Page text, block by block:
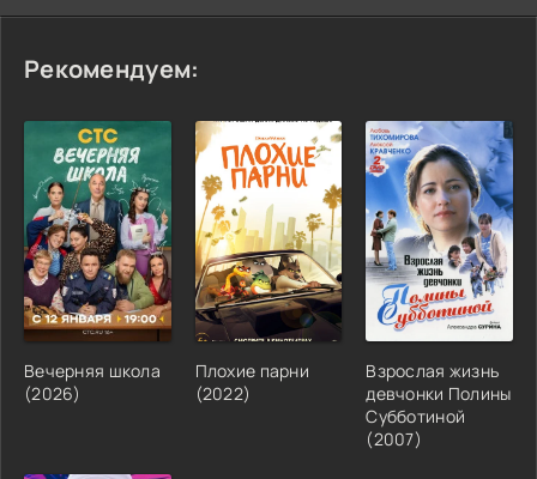
Рекомендуем:
Вечерняя школа
(2026)
Плохие парни
(2022)
Взрослая жизнь
девчонки Полины
Субботиной
(2007)